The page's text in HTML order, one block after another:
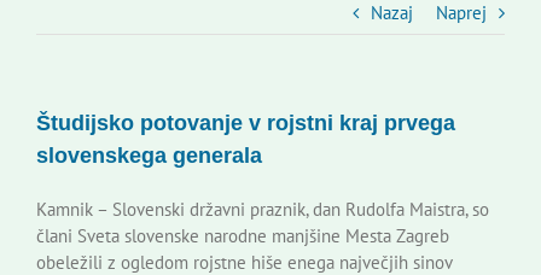
Kontakti
Novi odmev – naše glasilo
Nazaj Naprej
Študijsko potovanje v rojstni kraj prvega
slovenskega generala
Kamnik – Slovenski državni praznik, dan Rudolfa Maistra, so
člani Sveta slovenske narodne manjšine Mesta Zagreb
obeležili z ogledom rojstne hiše enega največjih sinov